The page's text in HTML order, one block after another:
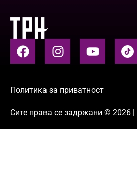
Политика за приватност
Сите права се задржани © 2026